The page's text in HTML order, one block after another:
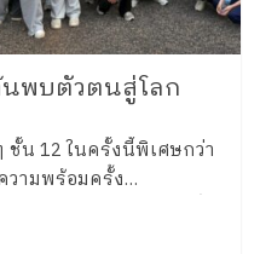
นพบตัวตนสู่โลก
น 12 ในครั้งนี้พิเศษกว่า
วามพร้อมครั้ง
กำลังจะก้าวไปเผชิญที่
ามรู้สึก และค้นหาคำ